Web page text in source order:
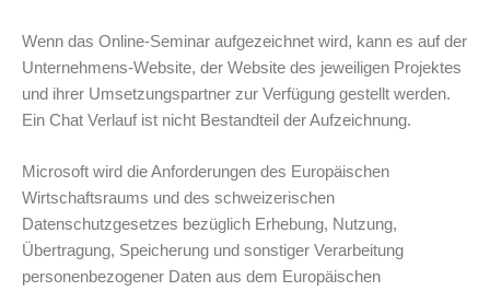
Wenn das Online-Seminar aufgezeichnet wird, kann es auf der
Unternehmens-Website, der Website des jeweiligen Projektes
und ihrer Umsetzungspartner zur Verfügung gestellt werden.
Ein Chat Verlauf ist nicht Bestandteil der Aufzeichnung.
Microsoft wird die Anforderungen des Europäischen
Wirtschaftsraums und des schweizerischen
Datenschutzgesetzes bezüglich Erhebung, Nutzung,
Übertragung, Speicherung und sonstiger Verarbeitung
personenbezogener Daten aus dem Europäischen